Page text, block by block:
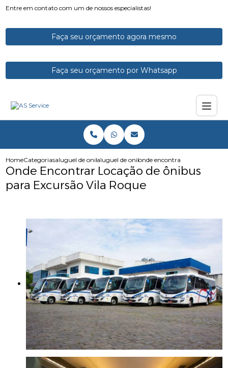
Entre em contato com um de nossos especialistas!
Faça seu orçamento agora mesmo
Faça seu orçamento por Whatsapp
HomeCategoriasaluguel de onibusaluguel de onibus de viagem
onde encontrar locacao de
Onde Encontrar Locação de ônibus
para Excursão Vila Roque